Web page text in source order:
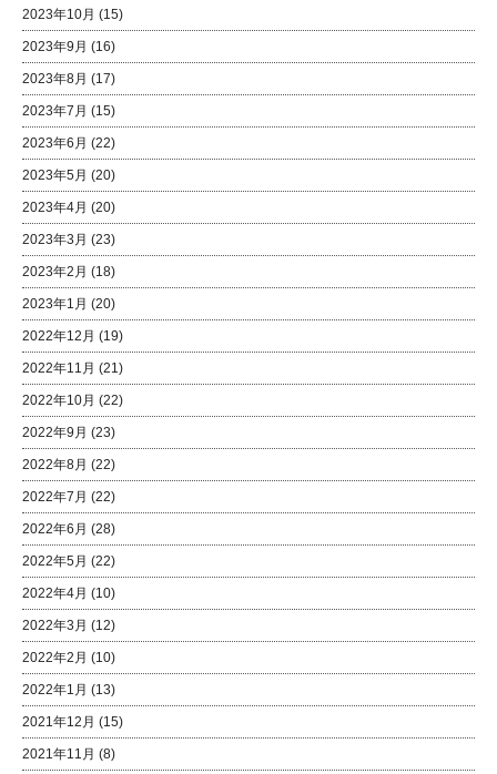
2023年10月 (15)
2023年9月 (16)
2023年8月 (17)
2023年7月 (15)
2023年6月 (22)
2023年5月 (20)
2023年4月 (20)
2023年3月 (23)
2023年2月 (18)
2023年1月 (20)
2022年12月 (19)
2022年11月 (21)
2022年10月 (22)
2022年9月 (23)
2022年8月 (22)
2022年7月 (22)
2022年6月 (28)
2022年5月 (22)
2022年4月 (10)
2022年3月 (12)
2022年2月 (10)
2022年1月 (13)
2021年12月 (15)
2021年11月 (8)